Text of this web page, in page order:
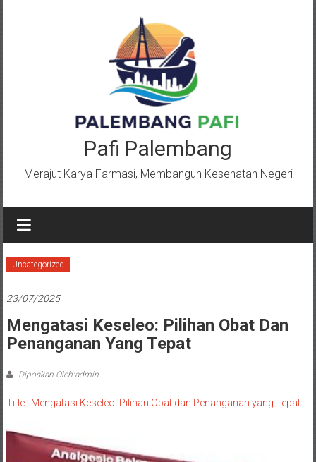
Pafi Palembang
Merajut Karya Farmasi, Membangun Kesehatan Negeri
Uncategorized
23/07/2025
Mengatasi Keseleo: Pilihan Obat Dan
Penanganan Yang Tepat
Diposkan Oleh:admin
Title : Mengatasi Keseleo: Pilihan Obat dan Penanganan yang Tepat